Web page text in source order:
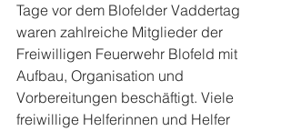
Tage vor dem Blofelder Vaddertag
waren zahlreiche Mitglieder der
Freiwilligen Feuerwehr Blofeld mit
Aufbau, Organisation und
Vorbereitungen beschäftigt. Viele
freiwillige Helferinnen und Helfer